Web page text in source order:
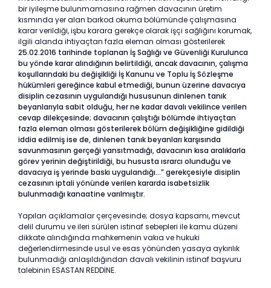
bir iyileşme bulunmamasına rağmen davacının üretim
kısmında yer alan barkod okuma bölümünde çalışmasına
karar verildiği, işbu karara gerekçe olarak işçi sağlığını korumak,
ilgili alanda ihtiyaçtan fazla eleman olması gösterilerek
25.02.2016 tarihinde toplanan İş Sağlığı ve Güvenliği Kurulunca
bu yönde karar alındığının belirtildiği, ancak davacının, çalışma
koşullarındaki bu değişikliği İş Kanunu ve Toplu İş Sözleşme
hükümleri gereğince kabul etmediği, bunun üzerine davacıya
disiplin cezasının uygulandığı hususunun dinlenen tanık
beyanlarıyla sabit olduğu, her ne kadar davalı vekilince verilen
cevap dilekçesinde; davacının çalıştığı bölümde ihtiyaçtan
fazla eleman olması gösterilerek bölüm değişikliğine gidildiği
iddia edilmiş ise de, dinlenen tanık beyanları karşısında
savunmasının gerçeği yansıtmadığı, davacının kısa aralıklarla
görev yerinin değiştirildiği, bu hususta ısrarcı olunduğu ve
davacıya iş yerinde baskı uygulandığı…” gerekçesiyle disiplin
cezasının iptali yönünde verilen kararda isabetsizlik
bulunmadığı kanaatine varılmıştır.
Yapılan açıklamalar çerçevesinde; dosya kapsamı, mevcut
delil durumu ve ileri sürülen istinaf sebepleri ile kamu düzeni
dikkate alındığında mahkemenin vakıa ve hukuki
değerlendirmesinde usul ve esas yönünden yasaya aykırılık
bulunmadığı anlaşıldığından davalı vekilinin istinaf başvuru
talebinin ESASTAN REDDİNE.